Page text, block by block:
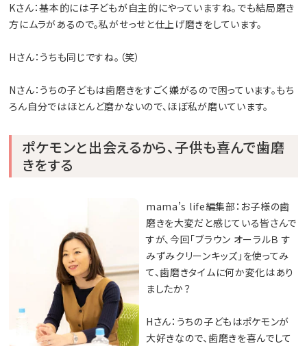
Kさん：基本的には子どもが自主的にやっていますね。でも結局磨き
方にムラがあるので。私がせっせと仕上げ磨きをしています。
Hさん：うちも同じですね。（笑）
Nさん：うちの子どもは歯磨きをすごく嫌がるので困っています。もち
ろん自分ではほとんど磨かないので、ほぼ私が磨いています。
ポケモンと出会えるから、子供も喜んで歯磨
きをする
mama’s life編集部：お子様の歯
磨きを大変だと感じている皆さんで
すが、今回「ブラウン オーラルＢ す
みずみクリーンキッズ」を使ってみ
て、歯磨きタイムに何か変化はあり
ましたか？
Hさん：うちの子どもはポケモンが
大好きなので、歯磨きを喜んでして